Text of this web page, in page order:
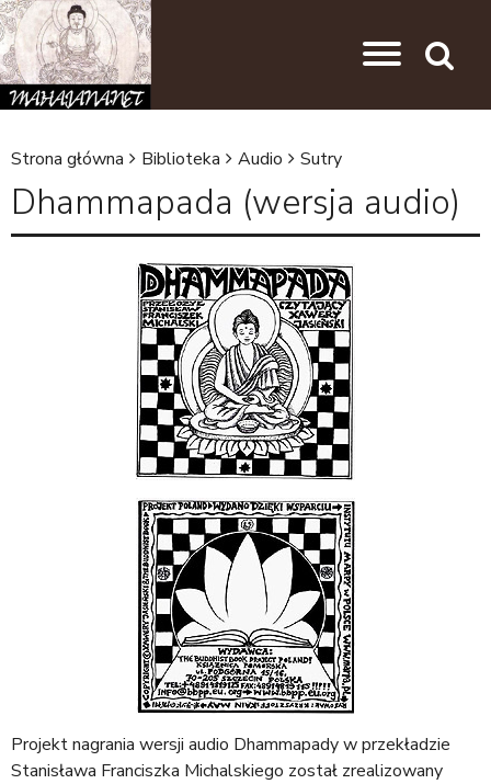
J
e
Strona główna Biblioteka Audio Sutry
Dhammapada (wersja audio)
Projekt nagrania wersji audio Dhammapady w przekładzie
Stanisława Franciszka Michalskiego został zrealizowany